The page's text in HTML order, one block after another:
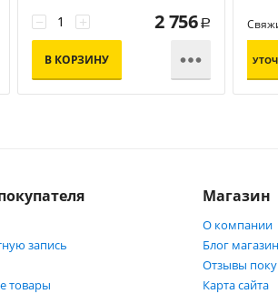
+
− 2 756 Р
В КОРЗИНУ 
запись
товары
Магазин
О компании
Блог
Отзывы
Карта сайта